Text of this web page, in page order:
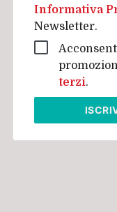
Informativa
Newsletter.
terzi.